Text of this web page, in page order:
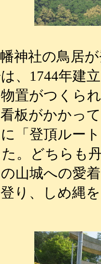
神社の鳥居
、1744年建
置がつくら
板がかかっ
「登頂ルー
。どちらも
山城への愛
り、しめ縄